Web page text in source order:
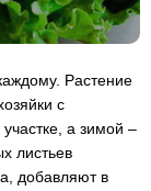
Растение
с
а зимой –
листьев
добавляют в